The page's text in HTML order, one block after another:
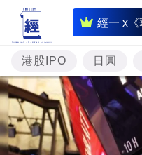
經一 x《
即
時
財
經
題
投
港股IPO 日圓